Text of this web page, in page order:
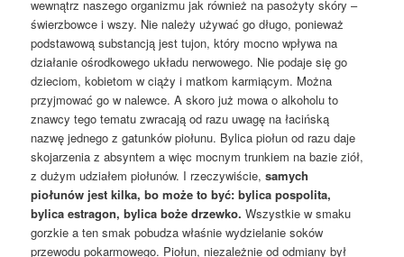
wewnątrz naszego organizmu jak również na pasożyty skóry –
świerzbowce i wszy. Nie należy używać go długo, ponieważ
podstawową substancją jest tujon, który mocno wpływa na
działanie ośrodkowego układu nerwowego. Nie podaje się go
dzieciom, kobietom w ciąży i matkom karmiącym. Można
przyjmować go w nalewce. A skoro już mowa o alkoholu to
znawcy tego tematu zwracają od razu uwagę na łacińską
nazwę jednego z gatunków piołunu. Bylica piołun od razu daje
skojarzenia z absyntem a więc mocnym trunkiem na bazie ziół,
z dużym udziałem piołunów. I rzeczywiście, samych
piołunów jest kilka, bo może to być: bylica pospolita,
bylica estragon, bylica boże drzewko. Wszystkie w smaku
gorzkie a ten smak pobudza właśnie wydzielanie soków
przewodu pokarmowego. Piołun, niezależnie od odmiany był